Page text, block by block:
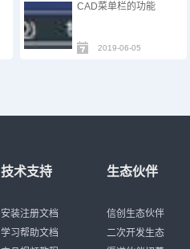
CAD菜单栏的功能
2019-06-05
技术支持
安装注册文档
学习帮助文档
生态伙伴
信创生态伙伴
二次开发生态